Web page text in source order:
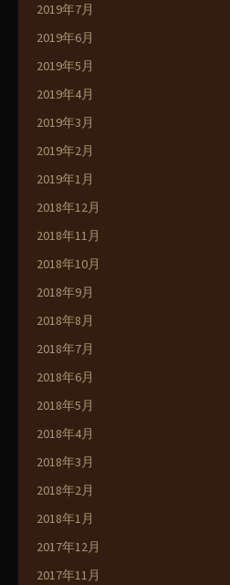
2019年7月
2019年6月
2019年5月
2019年4月
2019年3月
2019年2月
2019年1月
2018年12月
2018年11月
2018年10月
2018年9月
2018年8月
2018年7月
2018年6月
2018年5月
2018年4月
2018年3月
2018年2月
2018年1月
2017年12月
2017年11月